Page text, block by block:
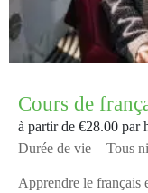
Cours de
à partir de €28.00 par
Durée de vie
Tous
Apprendre le français